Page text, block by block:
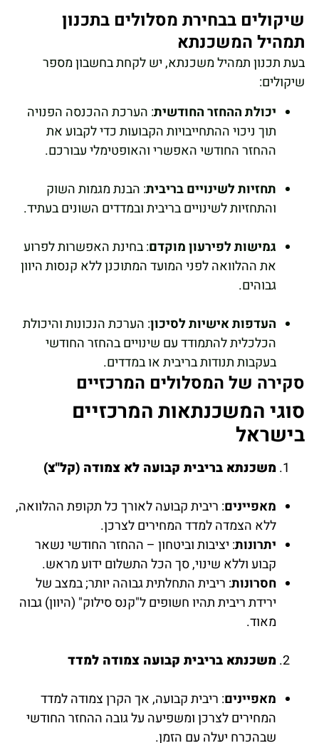
שיקולים בבחירת מסלולים בתכנון
תמהיל המשכנתא
בעת תכנון תמהיל משכנתא, יש לקחת בחשבון מספר
שיקולים:
יכולת ההחזר החודשית: הערכת ההכנסה הפנויה
תוך ניכוי ההתחייבויות הקבועות כדי לקבוע את
ההחזר החודשי האפשרי והאופטימלי עבורכם.
תחזיות לשינויים בריבית: הבנת מגמות השוק
והתחזיות לשינויים בריבית ובמדדים השונים בעתיד.
גמישות לפירעון מוקדם: בחינת האפשרות לפרוע
את ההלוואה לפני המועד המתוכנן ללא קנסות היוון
גבוהים.
העדפות אישיות לסיכון: הערכת הנכונות והיכולת
הכלכלית להתמודד עם שינויים בהחזר החודשי
בעקבות תנודות בריבית או במדדים.
סקירה של המסלולים המרכזיים
סוגי המשכנתאות המרכזיים
בישראל
משכנתא בריבית קבועה לא צמודה (קל"צ)
מאפיינים: ריבית קבועה לאורך כל תקופת ההלוואה,
ללא הצמדה למדד המחירים לצרכן.
יתרונות: יציבות וביטחון – ההחזר החודשי נשאר
קבוע וללא שינוי, סך הכל התשלום ידוע מראש.
חסרונות: ריבית התחלתית גבוהה יותר; במצב של
ירידת ריבית תהיו חשופים ל"קנס סילוק" (היוון) גבוה
מאוד.
משכנתא בריבית קבועה צמודה למדד
מאפיינים: ריבית קבועה, אך הקרן צמודה למדד
המחירים לצרכן ומשפיעה על גובה ההחזר החודשי
שבהכרח יעלה עם הזמן.